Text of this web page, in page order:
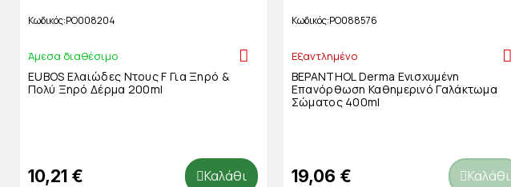
Κωδικός PO008204
Άμεσα διαθέσιμο
EUBOS Ελαιώδες Ντους F Για Ξηρό &
Πολύ Ξηρό Δέρμα 200ml
10,21 € Καλάθι
Κωδικός PO088576
Εξαντλημένο
BEPANTHOL Derma Ενισχυμένη
Επανόρθωση Καθημερινό Γαλάκτωμα
Σώματος 400ml
19,06 € Καλάθι